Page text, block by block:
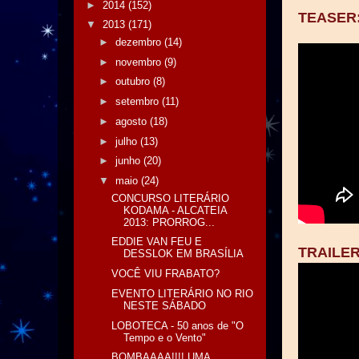
► 2014 (152)
▼ 2013 (171)
► dezembro (14)
► novembro (9)
► outubro (8)
► setembro (11)
► agosto (18)
► julho (13)
► junho (20)
▼ maio (24)
CONCURSO LITERÁRIO
KODAMA - ALCATEIA
2013: PRORROG...
EDDIE VAN FEU E
DESSLOK EM BRASÍLIA
VOCÊ VIU FRABATO?
EVENTO LITERÁRIO NO RIO
NESTE SÁBADO
LOBOTECA - 50 anos de "O
Tempo e o Vento"